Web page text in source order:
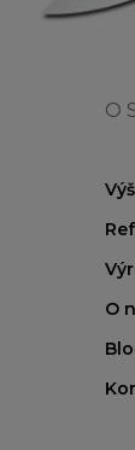
O
O